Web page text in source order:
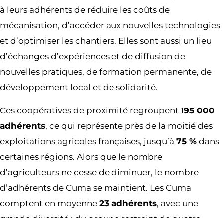
à leurs adhérents de réduire les coûts de
mécanisation, d’accéder aux nouvelles technologies
et d’optimiser les chantiers. Elles sont aussi un lieu
d’échanges d’expériences et de diffusion de
nouvelles pratiques, de formation permanente, de
développement local et de solidarité.
Ces coopératives de proximité regroupent 195 000
adhérents, ce qui représente près de la moitié des
exploitations agricoles françaises, jusqu’à 75 % dans
certaines régions. Alors que le nombre
d’agriculteurs ne cesse de diminuer, le nombre
d’adhérents de Cuma se maintient. Les Cuma
comptent en moyenne 23 adhérents, avec une